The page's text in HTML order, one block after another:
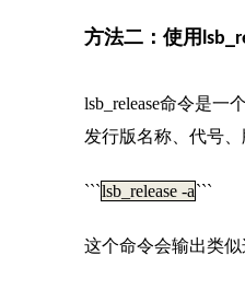
方法二：使用
lsb_release命令是一
发行版名称、代号、
```lsb_release -a```
这个命令会输出类似